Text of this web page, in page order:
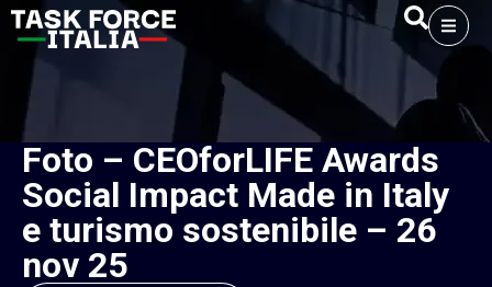
Foto – CEOforLIFE Awards
Social Impact Made in Italy
e turismo sostenibile – 26
nov 25